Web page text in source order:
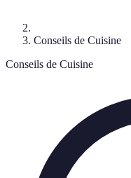
Conseils de Cuisine
Conseils de Cuisine